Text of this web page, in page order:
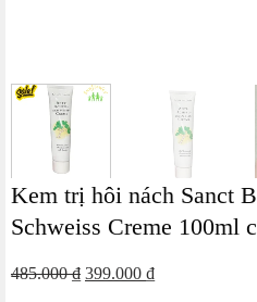
Kem trị hôi nách Sanct
Schweiss Creme 100ml
485.000₫ Giá
399.000 ₫Giá